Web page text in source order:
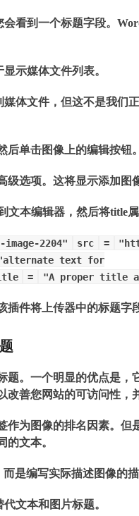
看到一个标题字段。
示媒体文件列表。
体文件，但这不是我们
单击图像上的编辑按钮。
选项。这将显示添加图
本编辑器，然后将title
2204" src =
text for
= "A proper title
插件将上传器中的标题字
题。一个明显的优点是
善您网站的可访问性，
作为图像的排名因素。
的文本。
是编写实际描述图像的描
文本和图片标题。